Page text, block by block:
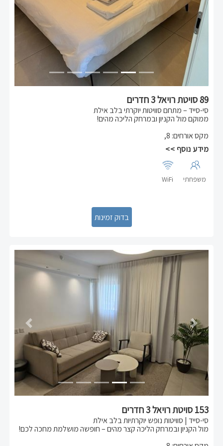
89 סויטת רויאל 3 חדרים
סי-סייד – מתחם סוויטות יוקרתי בלב אילת
ממוקם מול הקניון ובמרחק הליכה מהים!
✨ סוויטת 3 חדרים בקומה שלישית – אידיאלית למשפחות:
* שני חדרי שינה עם מיטות זוגיות
* סלון עם ספה נפתחת (מתאימה לשני אורחים נוספים)
* תפוסה: עד 6 נפשות
הסוויטה מרווחת, נעימה ומאובזרת במלואה:
מקס אורחים:
8
,
מידע נוסף >>
משפחתי WiFi
Previous Next
153 סויטת רויאל 3 חדרים
סי-סייד | סוויטות נופש יוקרתיות בלב אילת
מול הקניון ובמרחק הליכה קצר מהים – חופשה מושלמת מחכה לכם!